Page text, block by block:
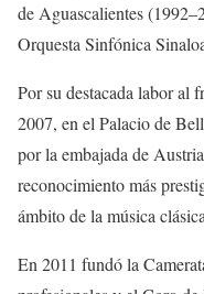
de Aguascalientes
Orquesta Sinfónica
Por su destacada labor al
2007, en el Palacio de
por la embajada de
reconocimiento más
ámbito de la música
En 2011 fundó la